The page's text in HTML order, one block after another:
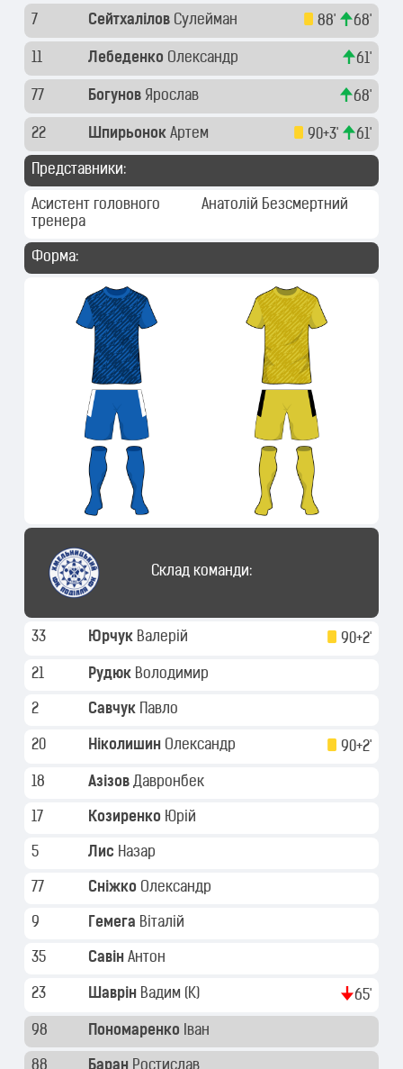
7 Сейтхалілов Сулейман 88' 68'
11 Лебеденко Олександр 61'
77 Богунов Ярослав 68'
22 Шпирьонок Артем 90+3' 61'
Представники:
Асистент головного
тренера
Анатолій Безсмертний
Форма:
Склад команди:
33 Юрчук Валерій 90+2'
21 Рудюк Володимир
2 Савчук Павло
20 Ніколишин Олександр 90+2'
18 Азізов Давронбек
17 Козиренко Юрій
5 Лис Назар
77 Сніжко Олександр
9 Гемега Віталій
35 Савін Антон
23 Шаврін Вадим (K) 65'
98 Пономаренко Іван
88 Баран Ростислав